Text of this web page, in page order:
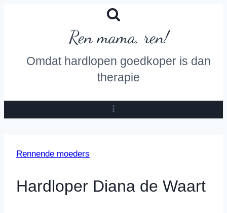
Ren mama, ren!
Omdat hardlopen goedkoper is dan
therapie
Rennende moeders
Hardloper Diana de Waart